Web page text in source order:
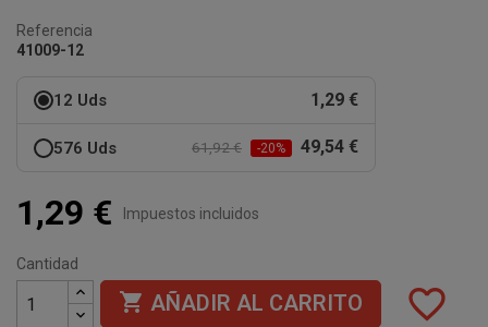
Referencia
41009-12
12 Uds 1,29 €
576 Uds 61,92 € -20% 49,54 €
1,29 € Impuestos incluidos
Cantidad
 AÑADIR AL CARRITO favorite_border